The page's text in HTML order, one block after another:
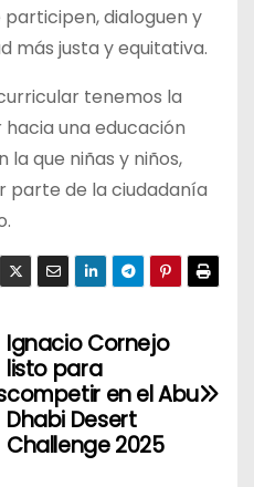
dialoguen y
más justa y equitativa.
tenemos la
una educación
que niñas y niños,
parte de la ciudadanía
Ignacio Cornejo
listo para
competir en el Abu
Dhabi Desert
Challenge 2025